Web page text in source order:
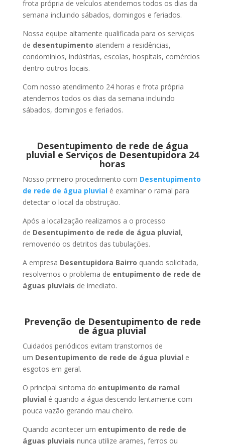
frota própria de veículos atendemos todos os dias da
semana incluindo sábados, domingos e feriados.
Nossa equipe altamente qualificada para os serviços
de desentupimento atendem a residências,
condomínios, indústrias, escolas, hospitais, comércios
dentro outros locais.
Com nosso atendimento 24 horas e frota própria
atendemos todos os dias da semana incluindo
sábados, domingos e feriados.
Desentupimento de rede de água
pluvial e Serviços de Desentupidora 24
horas
Nosso primeiro procedimento com Desentupimento
de rede de água pluvialé examinar o ramal para
detectar o local da obstrução.
Após a localização realizamos a o processo
de Desentupimento de rede de água pluvial,
removendo os detritos das tubulações.
A empresa Desentupidora Bairro quando solicitada,
resolvemos o problema de entupimento de rede de
águas pluviais de imediato.
Prevenção de Desentupimento de rede
de água pluvial
Cuidados periódicos evitam transtornos de
um Desentupimento de rede de água pluvial e
esgotos em geral.
O principal sintoma do entupimento de ramal
pluvial é quando a água descendo lentamente com
pouca vazão gerando mau cheiro.
Quando acontecer um entupimento de rede de
águas pluviais nunca utilize arames, ferros ou